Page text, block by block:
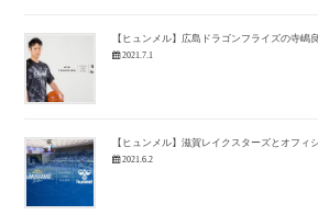
【ヒュンメル】広島ドラゴンフライズの寺嶋
2021.7.1
【ヒュンメル】滋賀レイクスターズとオフィ
2021.6.2